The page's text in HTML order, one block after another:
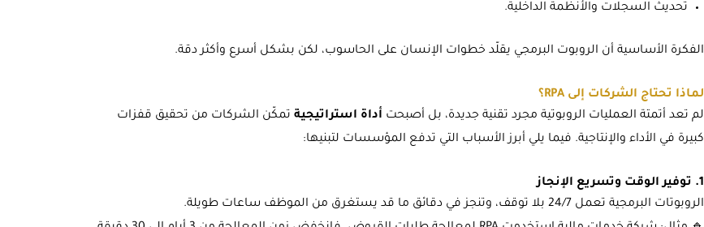
تحديث السجلات والأنظمة الداخلية.
الفكرة الأساسية أن الروبوت البرمجي يقلّد خطوات الإنسان على الحاسوب، لكن بشكل أسرع وأكثر دقة.
لماذا تحتاج الشركات إلى RPA؟
لم تعد أتمتة العمليات الروبوتية مجرد تقنية جديدة، بل أصبحت أداة استراتيجية تمكّن الشركات من تحقيق قفزات
كبيرة في الأداء والإنتاجية. فيما يلي أبرز الأسباب التي تدفع المؤسسات لتبنيها:
1. توفير الوقت وتسريع الإنجاز
الروبوتات البرمجية تعمل 24/7 بلا توقف، وتنجز في دقائق ما قد يستغرق من الموظف ساعات طويلة.